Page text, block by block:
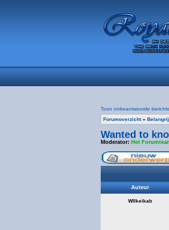
Toon onbeantwoorde
Forumoverzicht»
Wanted to
Moderator: Het
Auteur
Wllkeikab